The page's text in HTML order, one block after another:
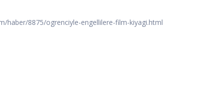
haber/8875/ogrenciyle-engellilere-film-kiyagi.html